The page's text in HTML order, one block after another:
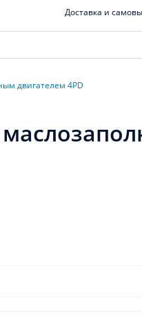
Доставка и
двигателем 4PD